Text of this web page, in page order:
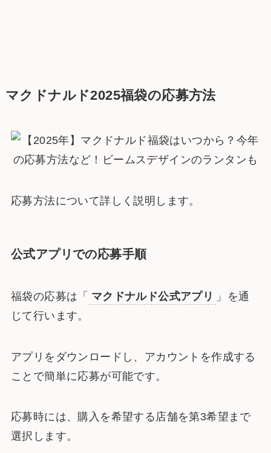
マクドナルド2025福袋の応募方法
応募方法について詳しく説明します。
公式アプリでの応募手順
福袋の応募は「 マクドナルド公式アプリ
」を通
じて行います。
アプリをダウンロードし、アカウントを作成する
ことで簡単に応募が可能です。
応募時には、購入を希望する店舗を第3希望まで
選択します。